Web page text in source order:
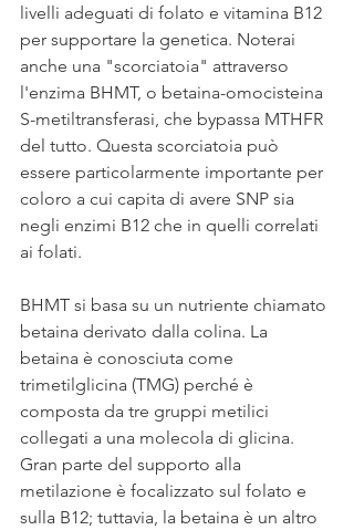
livelli adeguati di folato e vitamina B12
per supportare la genetica. Noterai
anche una "scorciatoia" attraverso
l'enzima BHMT, o betaina-omocisteina
S-metiltransferasi, che bypassa MTHFR
del tutto. Questa scorciatoia può
essere particolarmente importante per
coloro a cui capita di avere SNP sia
negli enzimi B12 che in quelli correlati
ai folati.
BHMT si basa su un nutriente chiamato
betaina derivato dalla colina. La
betaina è conosciuta come
trimetilglicina (TMG) perché è
composta da tre gruppi metilici
collegati a una molecola di glicina.
Gran parte del supporto alla
metilazione è focalizzato sul folato e
sulla B12; tuttavia, la betaina è un altro